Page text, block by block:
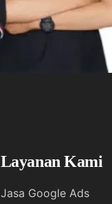
Layanan Kami
Jasa Google Ads